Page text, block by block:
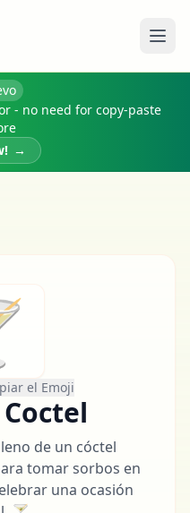
- no need for copy-paste
→
el Emoji
de un cóctel
tomar sorbos en
una ocasión